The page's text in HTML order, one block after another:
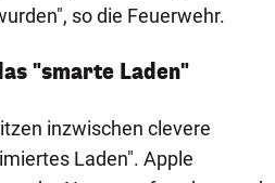
so die Feuerwehr.
"smarte Laden"
inzwischen clevere
Laden". Apple